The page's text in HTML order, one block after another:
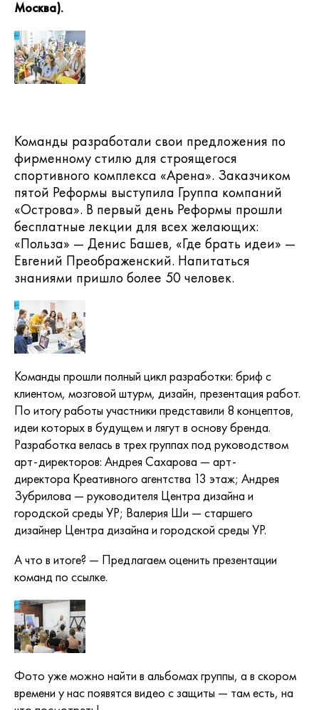
Москва).
Команды разработали свои предложения по
фирменному стилю для строящегося
спортивного комплекса «Арена». Заказчиком
пятой Реформы выступила Группа компаний
«Острова». В первый день Реформы прошли
бесплатные лекции для всех желающих:
«Польза» — Денис Башев, «Где брать идеи» —
Евгений Преображенский. Напитаться
знаниями пришло более 50 человек.
Команды прошли полный цикл разработки: бриф с
клиентом, мозговой штурм, дизайн, презентация работ.
По итогу работы участники представили 8 концептов,
идеи которых в будущем и лягут в основу бренда.
Разработка велась в трех группах под руководством
арт-директоров: Андрея Сахарова — арт-
директора Креативного агентства 13 этаж; Андрея
Зубрилова — руководителя Центра дизайна и
городской среды УР; Валерия Ши — старшего
дизайнер Центра дизайна и городской среды УР.
А что в итоге? — Предлагаем оценить презентации
команд по ссылке.
Фото уже можно найти в альбомахгруппы, а в скором
времени у нас появятся видео с защиты — там есть, на